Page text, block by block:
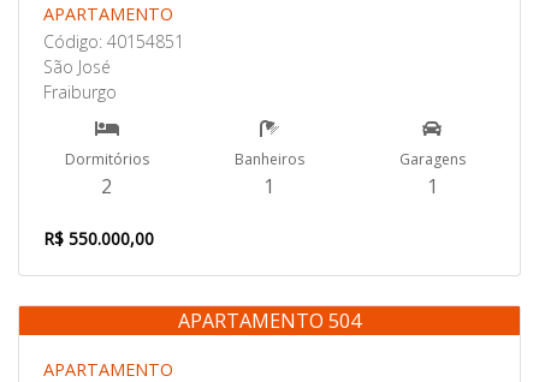
APARTAMENTO
Código: 40154851
São José
Fraiburgo
Dormitórios
2
Banheiros
1
Garagens
1
R$ 550.000,00
Venda
APARTAMENTO 504
APARTAMENTO